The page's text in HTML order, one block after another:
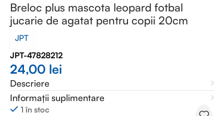
Breloc plus mascota leopard fotbal
jucarie de agatat pentru copii 20cm
JPT
JPT-47828212
24,00 lei
Descriere
Informații suplimentare
1 în stoc